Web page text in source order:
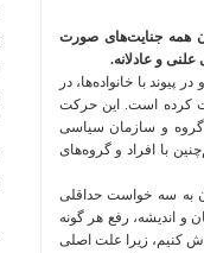
همه جنایت‌های صورت
و عادلانه.
پیوند با خانواده‌ها، در
کرده است. این حرکت
گروه و سازمان سیاسی
با افراد و گروه‌های
به سه خواست حداقلی
و اندیشه، رفع هر گونه
کنیم، زیرا علت اصلی